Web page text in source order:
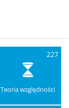
227
Teoria względności